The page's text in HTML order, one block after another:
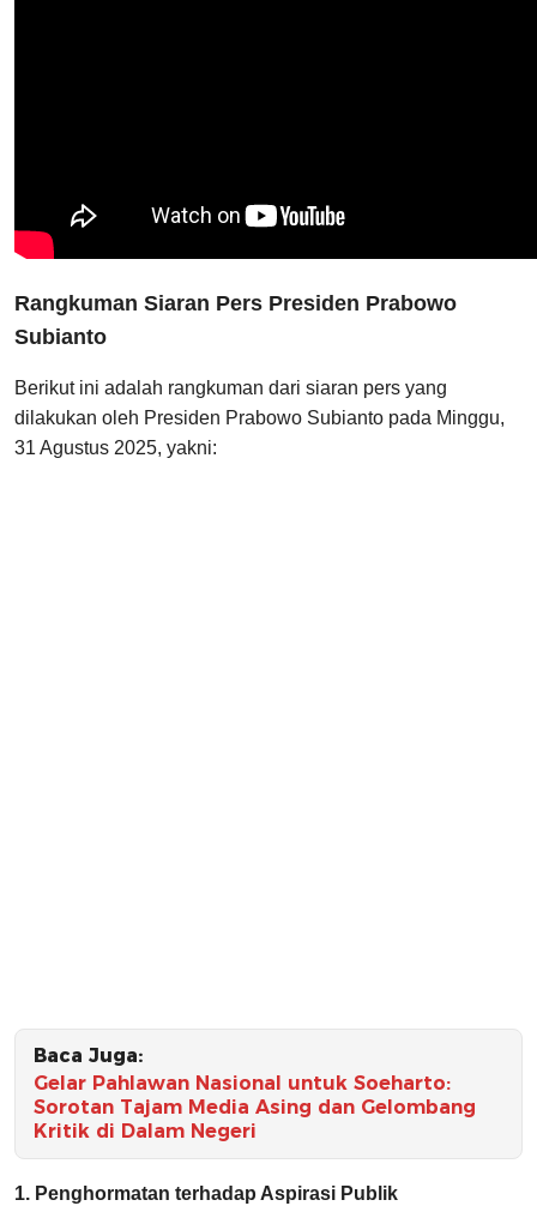
Rangkuman Siaran Pers Presiden Prabowo
Subianto
Berikut ini adalah rangkuman dari siaran pers yang
dilakukan oleh Presiden Prabowo Subianto pada Minggu,
31 Agustus 2025, yakni:
Baca Juga:
Gelar Pahlawan Nasional untuk Soeharto:
Sorotan Tajam Media Asing dan Gelombang
Kritik di Dalam Negeri
1. Penghormatan terhadap Aspirasi Publik